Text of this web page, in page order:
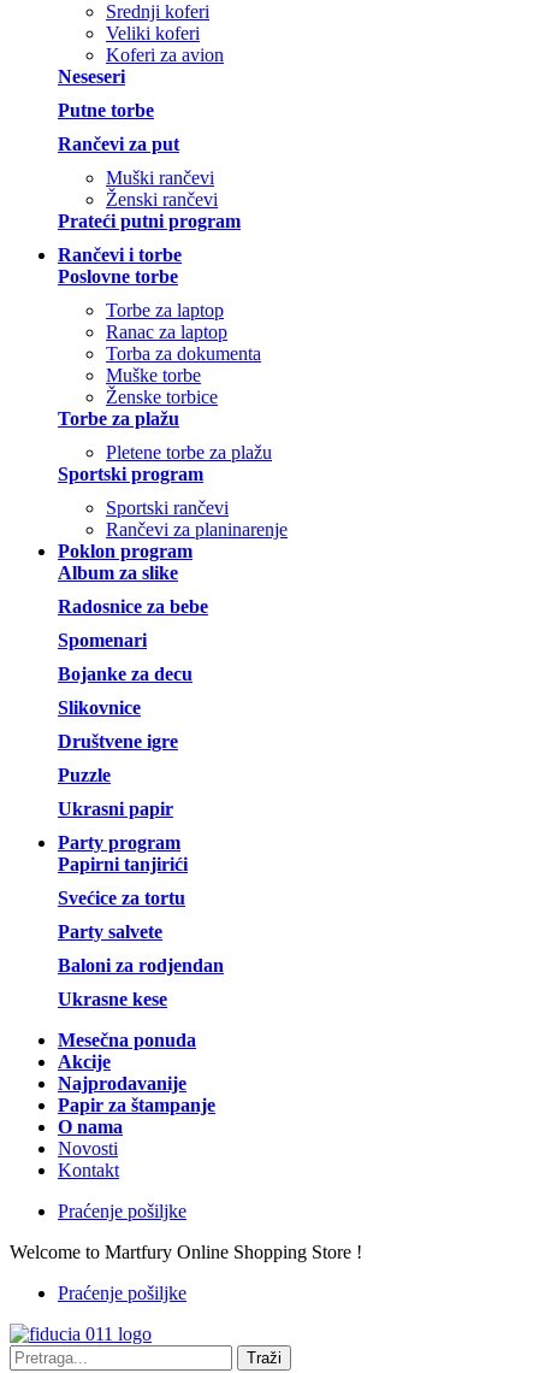
Srednji koferi
Veliki koferi
Koferi za avion
Neseseri
Putne torbe
Rančevi za put
Muški rančevi
Ženski rančevi
Prateći putni program
Rančevi i torbe
Poslovne torbe
Torbe za laptop
Ranac za laptop
Torba za dokumenta
Muške torbe
Ženske torbice
Torbe za plažu
Pletene torbe za plažu
Sportski program
Sportski rančevi
Rančevi za planinarenje
Poklon program
Album za slike
Radosnice za bebe
Spomenari
Bojanke za decu
Slikovnice
Društvene igre
Puzzle
Ukrasni papir
Party program
Papirni tanjirići
Svećice za tortu
Party salvete
Baloni za rodjendan
Ukrasne kese
Mesečna ponuda
Akcije
Najprodavanije
Papir za štampanje
O nama
Novosti
Kontakt
Praćenje pošiljke
Welcome to Martfury Online Shopping Store !
Praćenje pošiljke
Traži